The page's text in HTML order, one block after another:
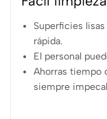
Superficies
rápida.
El personal
Ahorras tiempo
siempre